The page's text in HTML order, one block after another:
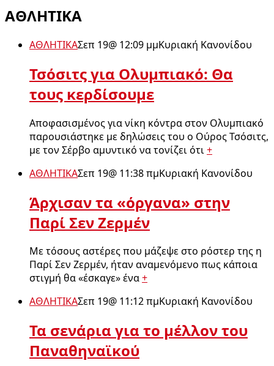
ΑΘΛΗΤΙΚΑ
ΑΘΛΗΤΙΚΑΣεπ 19@ 12:09 μμΚυριακή Κανονίδου
Τσόσιτς για Ολυμπιακό: Θα
τους κερδίσουμε
Αποφασισμένος για νίκη κόντρα στον Ολυμπιακό
παρουσιάστηκε με δηλώσεις του ο Ούρος Τσόσιτς,
με τον Σέρβο αμυντικό να τονίζει ότι+
ΑΘΛΗΤΙΚΑΣεπ 19@ 11:38 πμΚυριακή Κανονίδου
Άρχισαν τα «όργανα» στην
Παρί Σεν Ζερμέν
Με τόσους αστέρες που μάζεψε στο ρόστερ της η
Παρί Σεν Ζερμέν, ήταν αναμενόμενο πως κάποια
στιγμή θα «έσκαγε» ένα+
ΑΘΛΗΤΙΚΑΣεπ 19@ 11:12 πμΚυριακή Κανονίδου
Τα σενάρια για το μέλλον του
Παναθηναϊκού